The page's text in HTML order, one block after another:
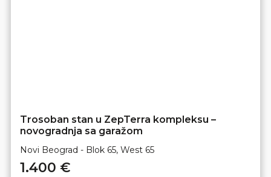
Trosoban stan u ZepTerra kompleksu –
novogradnja sa garažom
Novi Beograd - Blok 65, West 65
1.400 €